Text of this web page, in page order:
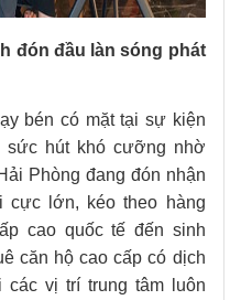
đón đầu làn sóng phát
bén có mặt tại sự kiện
sức hút khó cưỡng nhờ
Phòng đang đón nhận
cực lớn, kéo theo hàng
cao quốc tế đến sinh
căn hộ cao cấp có dịch
các vị trí trung tâm luôn